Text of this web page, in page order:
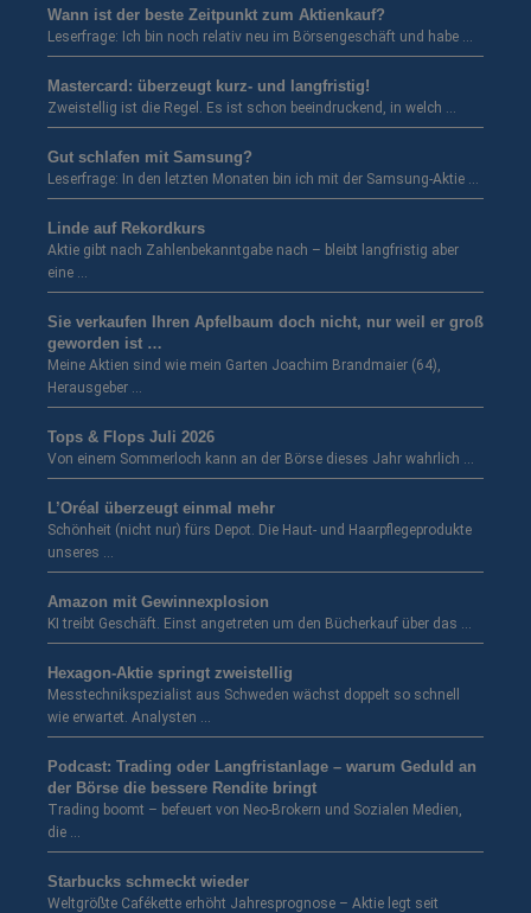
Wann ist der beste Zeitpunkt zum Aktienkauf?
Leserfrage: Ich bin noch relativ neu im Börsengeschäft und habe …
Mastercard: überzeugt kurz- und langfristig!
Zweistellig ist die Regel. Es ist schon beeindruckend, in welch …
Gut schlafen mit Samsung?
Leserfrage: In den letzten Monaten bin ich mit der Samsung-Aktie …
Linde auf Rekordkurs
Aktie gibt nach Zahlenbekanntgabe nach – bleibt langfristig aber
eine …
Sie verkaufen Ihren Apfelbaum doch nicht, nur weil er groß
geworden ist …
Meine Aktien sind wie mein Garten Joachim Brandmaier (64),
Herausgeber …
Tops & Flops Juli 2026
Von einem Sommerloch kann an der Börse dieses Jahr wahrlich …
L’Oréal überzeugt einmal mehr
Schönheit (nicht nur) fürs Depot. Die Haut- und Haarpflegeprodukte
unseres …
Amazon mit Gewinnexplosion
KI treibt Geschäft. Einst angetreten um den Bücherkauf über das …
Hexagon-Aktie springt zweistellig
Messtechnikspezialist aus Schweden wächst doppelt so schnell
wie erwartet. Analysten …
Podcast: Trading oder Langfristanlage – warum Geduld an
der Börse die bessere Rendite bringt
Trading boomt – befeuert von Neo-Brokern und Sozialen Medien,
die …
Starbucks schmeckt wieder
Weltgrößte Cafékette erhöht Jahresprognose – Aktie legt seit